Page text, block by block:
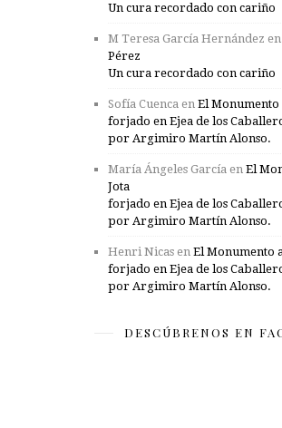
Un cura recordado con cariño
M Teresa García Hernández en
Pérez
Un cura recordado con cariño
Sofía Cuenca en El Monumento
forjado en Ejea de los
por Argimiro Martín Alonso.
María Ángeles García en El
Jota
forjado en Ejea de los
por Argimiro Martín Alonso.
Henri Nicas en El Monumento
forjado en Ejea de los
por Argimiro Martín Alonso.
DESCÚBRENOS EN